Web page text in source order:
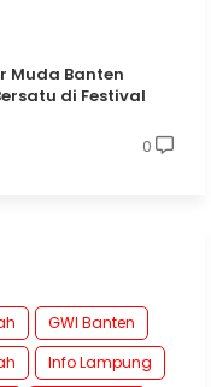
Muda Banten
di Festival
0
GWI Banten
Info Lampung